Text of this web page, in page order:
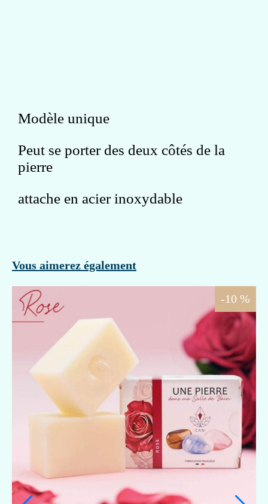
Modèle unique
Peut se porter des deux côtés de la
pierre
attache en acier inoxydable
Vous aimerez également